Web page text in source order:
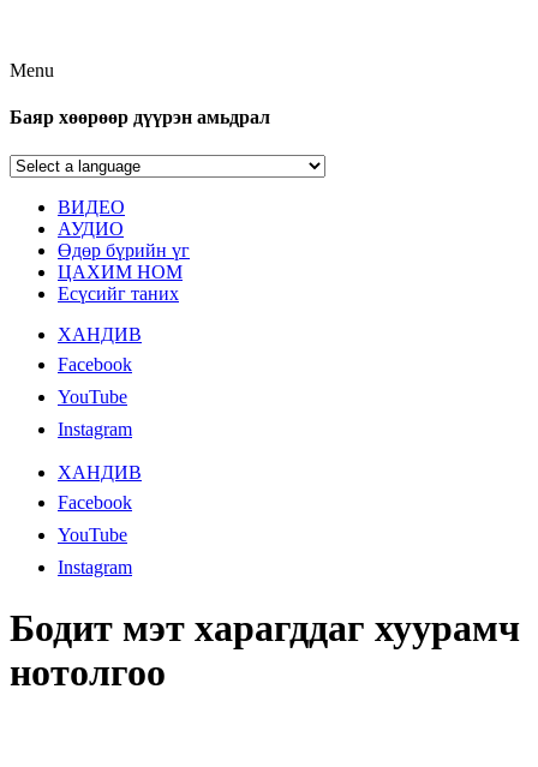
Menu
Баяр хөөрөөр дүүрэн амьдрал
ВИДЕО
АУДИО
Өдөр бүрийн үг
ЦАХИМ НОМ
Есүсийг таних
ХАНДИВ
Facebook
YouTube
Instagram
ХАНДИВ
Facebook
YouTube
Instagram
Бодит мэт харагддаг хуурамч
нотолгоо